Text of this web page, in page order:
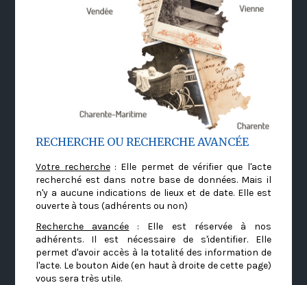
RECHERCHE OU RECHERCHE AVANCÉE
Votre recherche: Elle permet de vérifier que l'acte
recherché est dans notre base de données. Mais il
n'y a aucune indications de lieux et de date. Elle est
ouverte à tous (adhérents ou non)
Recherche avancée : Elle est réservée à nos
adhérents. Il est nécessaire de s'identifier. Elle
permet d'avoir accès à la totalité des information de
l'acte. Le bouton Aide (en haut à droite de cette page)
vous sera très utile.